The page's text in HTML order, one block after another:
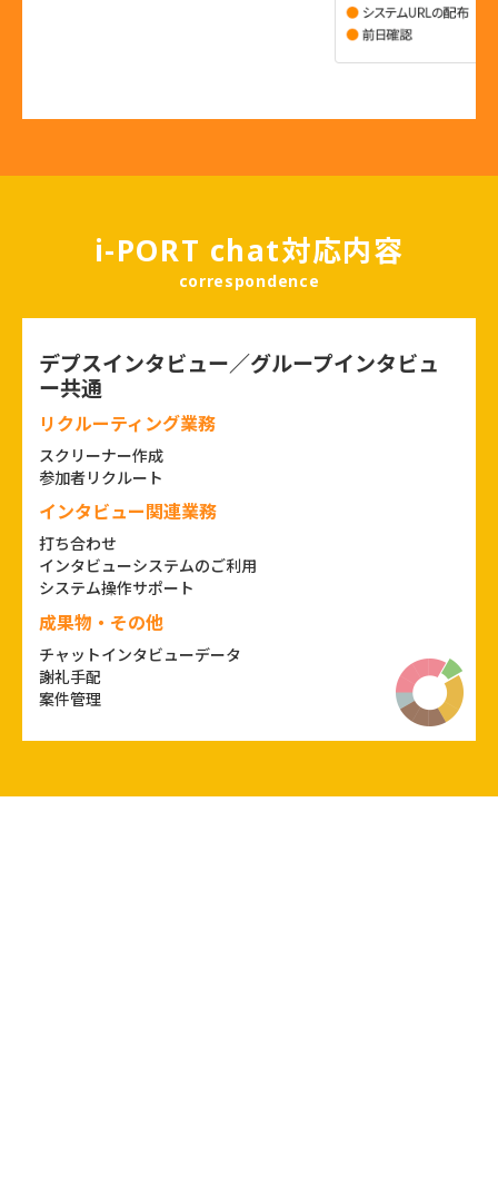
i-PORT chat対応内容
correspondence
デプスインタビュー／グループインタビュ
ー共通
リクルーティング業務
スクリーナー作成
参加者リクルート
インタビュー関連業務
打ち合わせ
インタビューシステムのご利用
システム操作サポート
成果物・その他
チャットインタビューデータ
謝礼手配
案件管理